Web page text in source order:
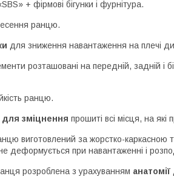
+ фірмові бігунки і фурнітура.
ранцю.
для зниження навантаження на плечі
розташовані на передній, задній і
ранцю.
зміцнення прошиті всі місця, на
виготовлений за жорстко-каркасною
деформується при навантаженні і
розроблена з урахуванням анатомії